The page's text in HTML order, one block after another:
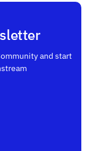
and start